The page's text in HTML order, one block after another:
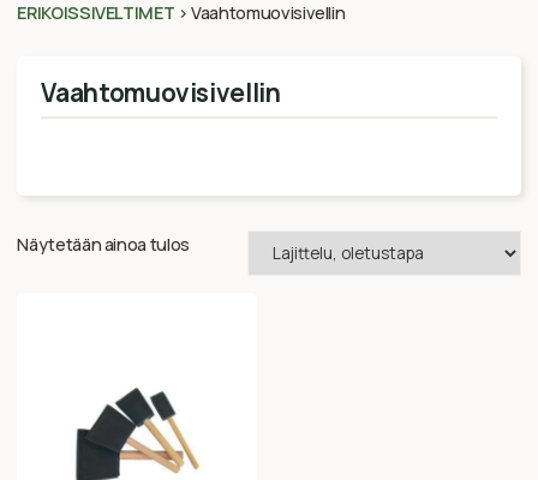
ERIKOISSIVELTIMET >Vaahtomuovisivellin
Vaahtomuovisivellin
Näytetään ainoa tulos